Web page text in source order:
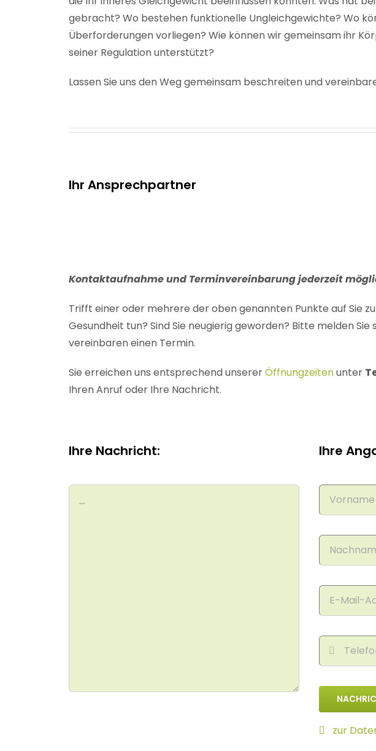
gebracht? Wo bestehen funktionelle Ungleichgewichte? Wo
Überforderungen vorliegen? Wie können wir gemeinsam ihr
seiner Regulation unterstützt?
Lassen Sie uns den Weg gemeinsam beschreiten und
Ihr Ansprechpartner
Kontaktaufnahme und Terminvereinbarung jederzeit
Trifft einer oder mehrere der oben genannten Punkte auf Sie
Gesundheit tun? Sind Sie neugierig geworden? Bitte melden
vereinbaren einen Termin.
Sie erreichen uns entsprechend unsererÖffnungzeitenunter
Ihren Anruf oder Ihre Nachricht.
Ihre Nachricht: Ihre
zur